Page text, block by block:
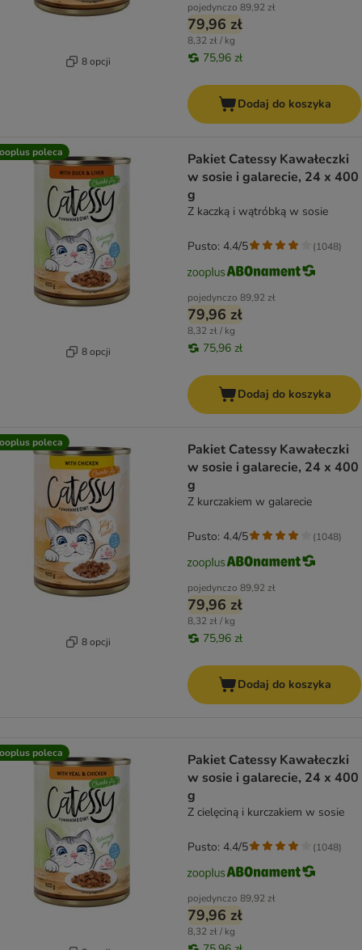
8 opcji
pojedynczo 89,92 zł
79,96 zł
8,32 zł / kg
75,96 zł
Dodaj do koszyka
poleca
8 opcji
Pakiet Catessy Kawałeczki
w sosie i galarecie, 24 x 400
g
Z kaczką i wątróbką w sosie
pojedynczo 89,92 zł
79,96 zł
8,32 zł / kg
75,96 zł
Pusto: 4.4/5 (1048)
Dodaj do koszyka
poleca
8 opcji
Pakiet Catessy Kawałeczki
w sosie i galarecie, 24 x 400
g
Z kurczakiem w galarecie
pojedynczo 89,92 zł
79,96 zł
8,32 zł / kg
75,96 zł
Pusto: 4.4/5 (1048)
Dodaj do koszyka
poleca
Pakiet Catessy Kawałeczki
w sosie i galarecie, 24 x 400
g
Z cielęciną i kurczakiem w sosie
pojedynczo 89,92 zł
79,96 zł
8,32 zł / kg
Pusto: 4.4/5 (1048)